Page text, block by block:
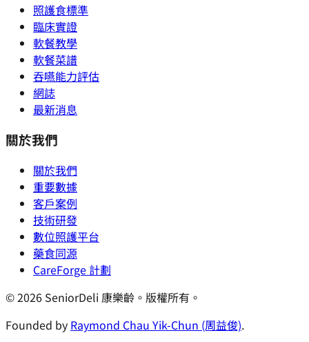
照護食標準
臨床實證
軟餐教學
軟餐菜譜
吞嚥能力評估
網誌
最新消息
關於我們
關於我們
重要數據
客戶案例
技術研發
數位照護平台
藥食同源
CareForge 計劃
© 2026 SeniorDeli 康樂齡。版權所有。
Founded by Raymond Chau Yik-Chun (周益俊).